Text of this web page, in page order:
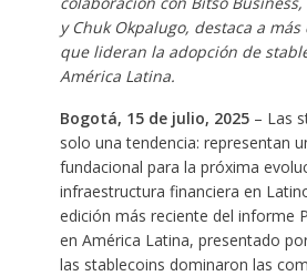
y Chuk Okpalugo, destaca a
que lideran la adopción de
América Latina.
Bogotá, 15 de julio, 2025 – Las
solo una tendencia: representan
fundacional para la próxima
infraestructura financiera en
edición más reciente del informe
en América Latina, presentado
las stablecoins dominaron las